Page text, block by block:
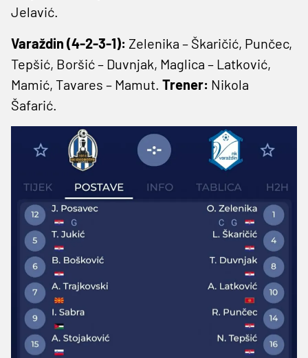
Jelavić.
Varaždin (4-2-3-1): Zelenika – Škaričić, Punčec,
Tepšić, Boršić – Duvnjak, Maglica – Latković,
Mamić, Tavares – Mamut. Trener: Nikola
Šafarić.